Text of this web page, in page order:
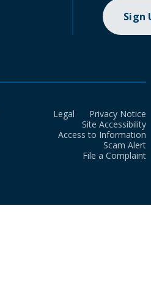
Sign
Legal
Privacy Notice
Site Accessibility
Access to Information
Scam Alert
File a Complaint